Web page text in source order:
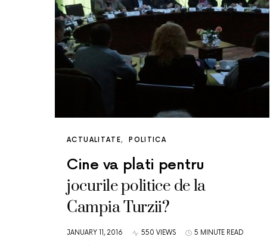
ACTUALITATE POLITICA
Cine va plati pentru
jocurile politice de la
Campia Turzii?
JANUARY 11, 2016 550 VIEWS 5 MINUTE READ